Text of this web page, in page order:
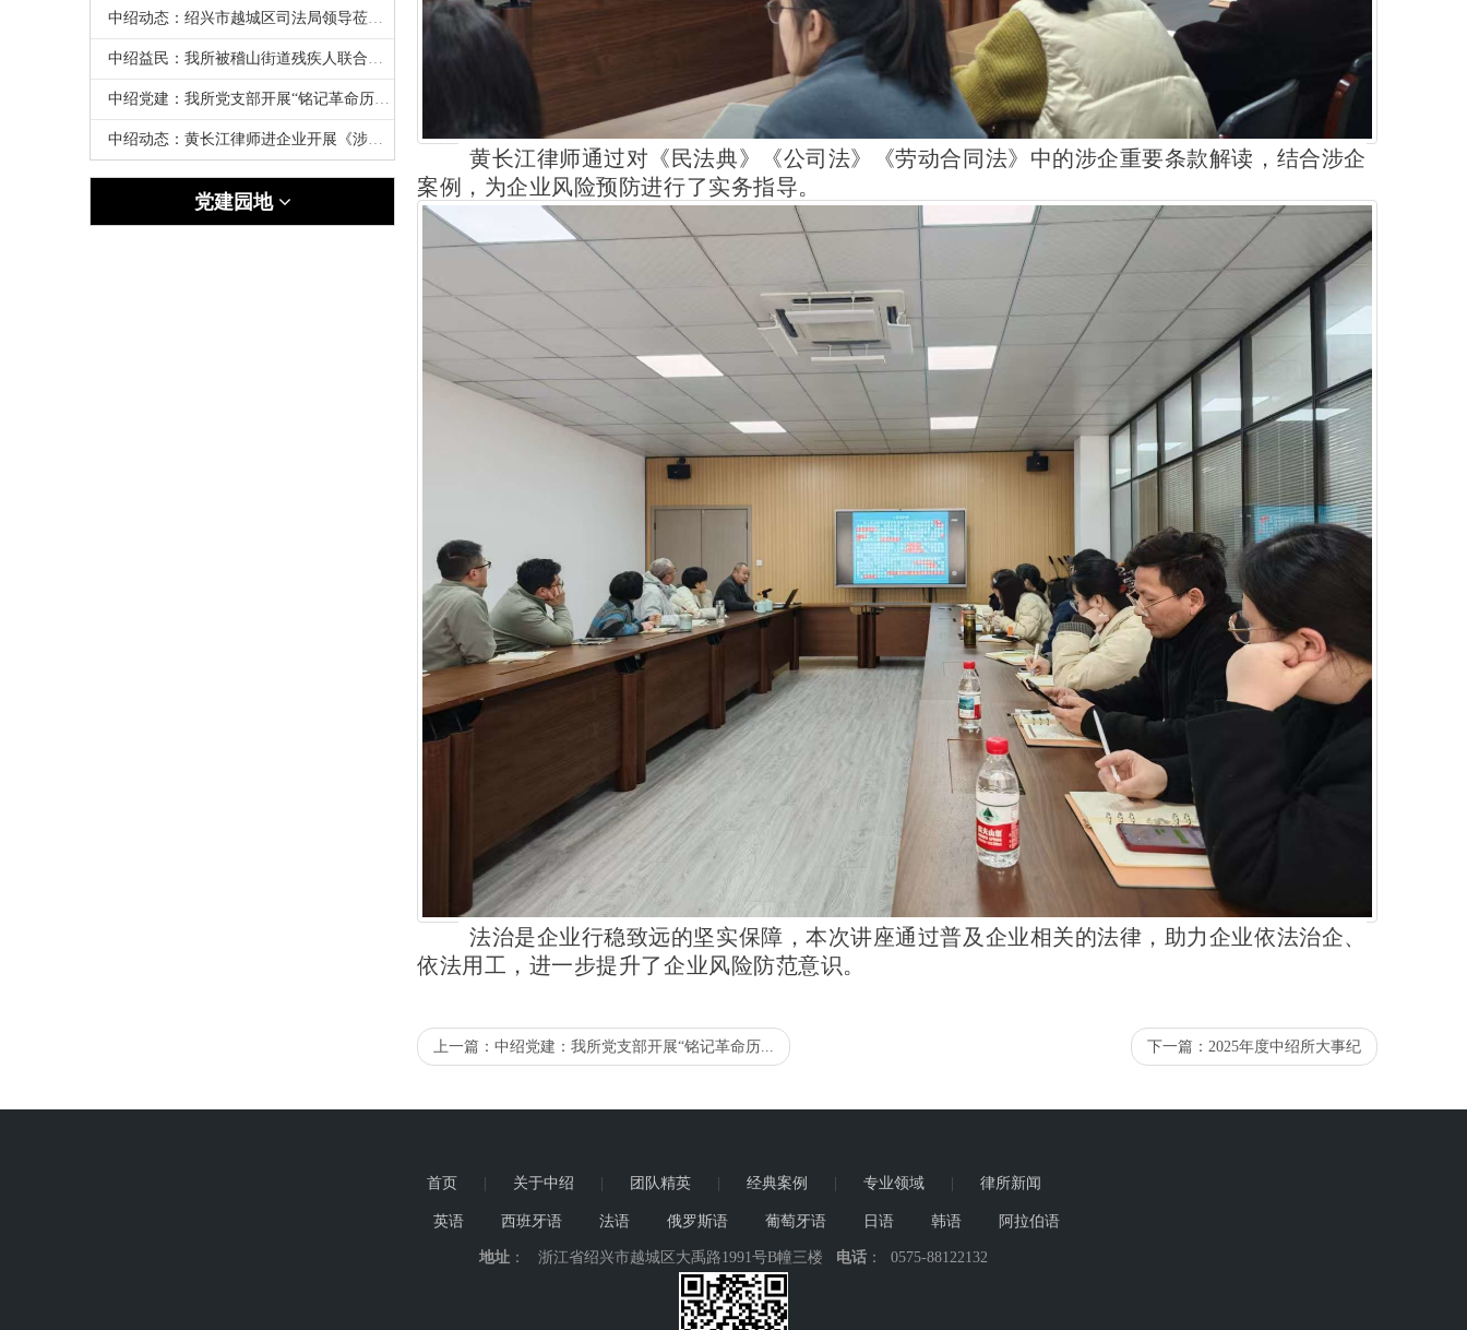
中绍动态：绍兴市越城区司法局领导莅临我所走访調研
中绍益民：我所被稽山街道残疾人联合会授予“爱心助残商家”荣誉称号
中绍党建：我所党支部开展“铭记革命历史 赓续红色血脉”清明祭扫活动
中绍动态：黄长江律师进企业开展《涉企法律实务与风险预防》专题讲座
党建园地
黄长江律师通过对《民法典》《公司法》《劳动合同法》中的涉企重要条款解读，结合涉企
案例，为企业风险预防进行了实务指导。
法治是企业行稳致远的坚实保障，本次讲座通过普及企业相关的法律，助力企业依法治企、
依法用工，进一步提升了企业风险防范意识。
上一篇： 中绍党建：我所党支部开展“铭记革命历... 下一篇： 2025年度中绍所大事纪
首页 关于中绍 团队精英 经典案例 专业领域 律所新闻
英语 西班牙语 法语 俄罗斯语 葡萄牙语 日语 韩语 阿拉伯语
地址 ： 浙江省绍兴市越城区大禹路1991号B幢三楼 电话 ： 0575-88122132